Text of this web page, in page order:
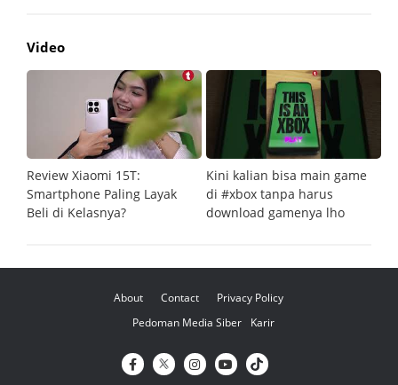
Video
Review Xiaomi 15T:
Smartphone Paling Layak
Beli di Kelasnya?
Kini kalian bisa main game
di #xbox tanpa harus
download gamenya lho
About Contact
Privacy Policy
Pedoman Media Siber
Karir